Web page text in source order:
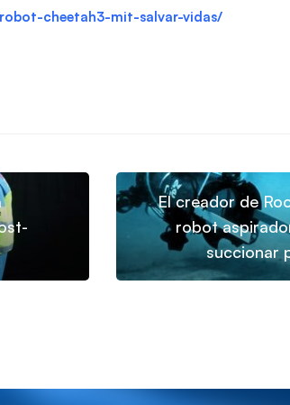
cheetah3-mit-salvar-vidas/
El creador de
robot
succionar